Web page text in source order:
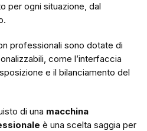
per ogni situazione, dal
professionali sono dotate di
come l’interfaccia
e il bilanciamento del
di una macchina
è una scelta saggia per